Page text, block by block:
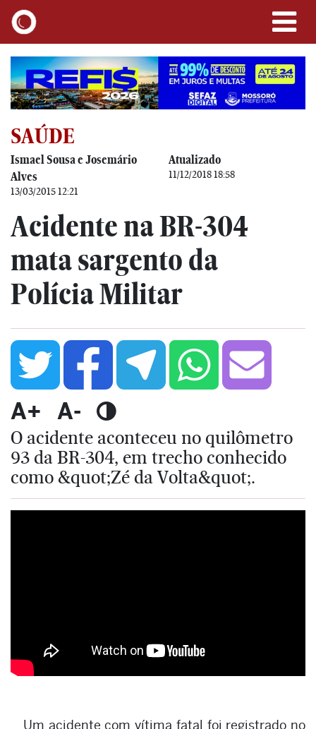
SAÚDE
Ismael Sousa e Josemário
Alves
13/03/2015 12:21
Atualizado
11/12/2018 18:58
Acidente na BR-304
mata sargento da
Polícia Militar
A+ A-
O acidente aconteceu no quilômetro
93 da BR-304, em trecho conhecido
como &quot;Zé da Volta&quot;.
Um acidente com vítima fatal foi registrado no